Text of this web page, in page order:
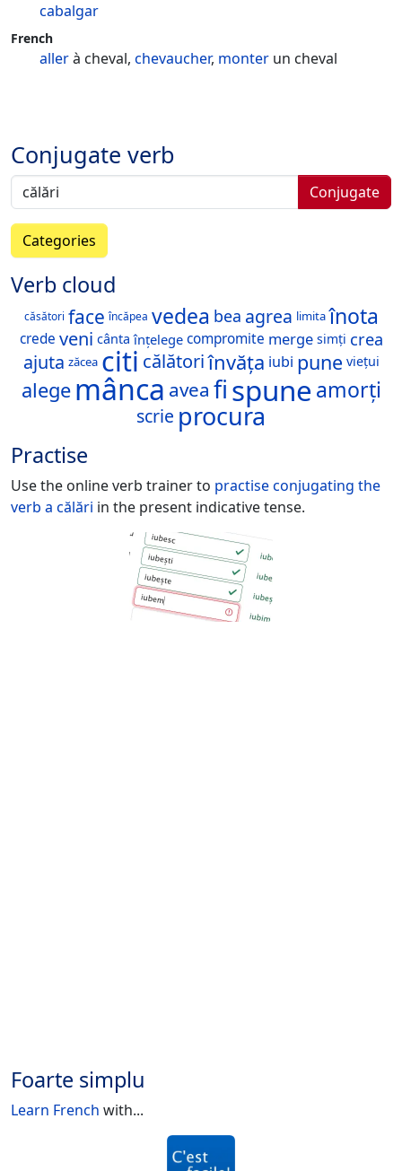
cabalgar
French
allerà cheval, chevaucher, monter un cheval
Conjugate verb
Conjugate
Categories
Verb cloud
căsători face încăpea vedea bea agrea limita înota
crede veni cânta înțelege compromite merge simți crea
ajuta zăcea citi călătoriînvăța iubi pune viețui
alege mânca avea fispuneamorți
scrie procura
Practise
Use the online verb trainer to practise conjugating the
verb a călări in the present indicative tense.
Foarte simplu
Learn French with...